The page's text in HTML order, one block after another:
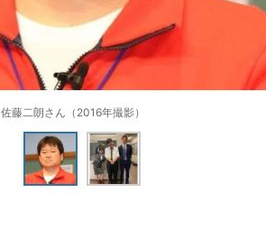
佐藤二朗さん（2016年撮影）